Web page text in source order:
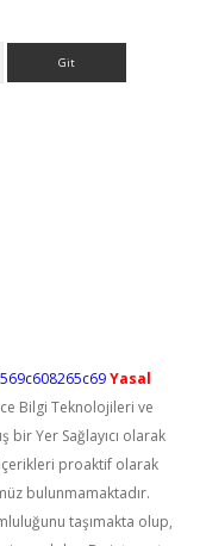
Yasal
Bilgi Teknolojileri ve
bir Yer Sağlayıcı olarak
proaktif olarak
bulunmamaktadır.
taşımakta olup,